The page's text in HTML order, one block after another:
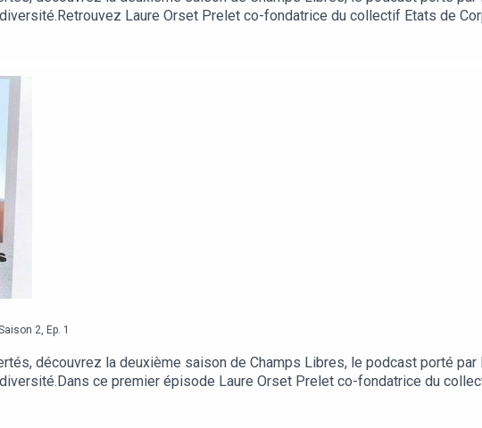
Laure Orset Prelet co-fondatrice du collectif Etats de
en France, militante, journaliste et co-fondatrice du premier media
Russie il y a 4 ans et comment s'est passé son arrivée en France. Elle se
Libres, un podcast générateur d’ondes positives.
2 Ep. 1
découvrez la deuxième saison de Champs Libres, le podcast porté
ce premier épisode Laure Orset Prelet co-fondatrice du
activiste queer qui souhaite démocratiser l'homosexualité en
combats et la manière dont il a enfin réussi à s'assumer pleinement